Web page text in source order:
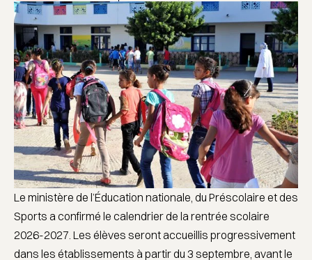
Le ministère de l’Éducation nationale, du Préscolaire et des
Sports a confirmé le calendrier de la rentrée scolaire
2026-2027. Les élèves seront accueillis progressivement
dans les établissements à partir du 3 septembre, avant le